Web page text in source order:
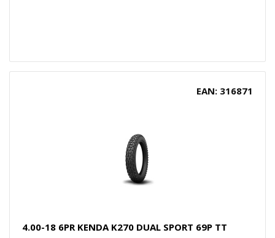
EAN: 316871
4.00-18 6PR KENDA K270 DUAL SPORT 69P TT